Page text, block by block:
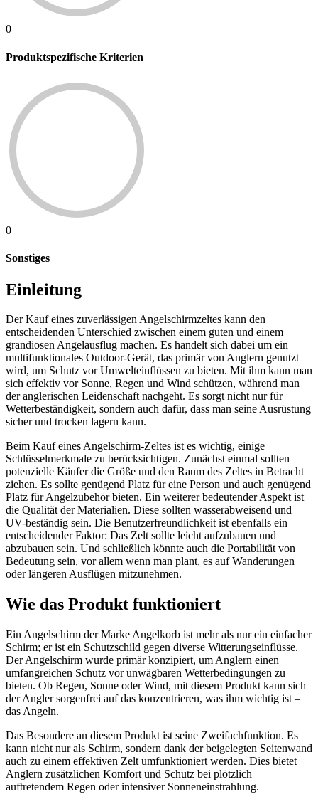
0
Produktspezifische Kriterien
0
Sonstiges
Einleitung
Der Kauf eines zuverlässigen Angelschirmzeltes kann den
entscheidenden Unterschied zwischen einem guten und einem
grandiosen Angelausflug machen. Es handelt sich dabei um ein
multifunktionales Outdoor-Gerät, das primär von Anglern genutzt
wird, um Schutz vor Umwelteinflüssen zu bieten. Mit ihm kann man
sich effektiv vor Sonne, Regen und Wind schützen, während man
der anglerischen Leidenschaft nachgeht. Es sorgt nicht nur für
Wetterbeständigkeit, sondern auch dafür, dass man seine Ausrüstung
sicher und trocken lagern kann.
Beim Kauf eines Angelschirm-Zeltes ist es wichtig, einige
Schlüsselmerkmale zu berücksichtigen. Zunächst einmal sollten
potenzielle Käufer die Größe und den Raum des Zeltes in Betracht
ziehen. Es sollte genügend Platz für eine Person und auch genügend
Platz für Angelzubehör bieten. Ein weiterer bedeutender Aspekt ist
die Qualität der Materialien. Diese sollten wasserabweisend und
UV-beständig sein. Die Benutzerfreundlichkeit ist ebenfalls ein
entscheidender Faktor: Das Zelt sollte leicht aufzubauen und
abzubauen sein. Und schließlich könnte auch die Portabilität von
Bedeutung sein, vor allem wenn man plant, es auf Wanderungen
oder längeren Ausflügen mitzunehmen.
Wie das Produkt funktioniert
Ein Angelschirm der Marke Angelkorb ist mehr als nur ein einfacher
Schirm; er ist ein Schutzschild gegen diverse Witterungseinflüsse.
Der Angelschirm wurde primär konzipiert, um Anglern einen
umfangreichen Schutz vor unwägbaren Wetterbedingungen zu
bieten. Ob Regen, Sonne oder Wind, mit diesem Produkt kann sich
der Angler sorgenfrei auf das konzentrieren, was ihm wichtig ist –
das Angeln.
Das Besondere an diesem Produkt ist seine Zweifachfunktion. Es
kann nicht nur als Schirm, sondern dank der beigelegten Seitenwand
auch zu einem effektiven Zelt umfunktioniert werden. Dies bietet
Anglern zusätzlichen Komfort und Schutz bei plötzlich
auftretendem Regen oder intensiver Sonneneinstrahlung.